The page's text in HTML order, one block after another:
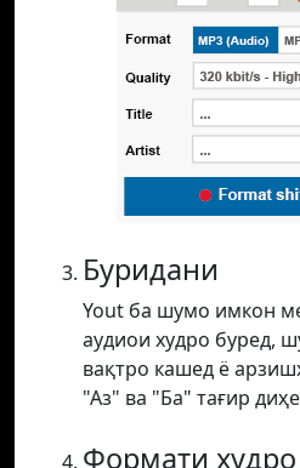
Буридани
Yout ба шумо имкон
аудиои худро буред,
вақтро кашед ё
"Аз" ва "Ба" тағир
Формати